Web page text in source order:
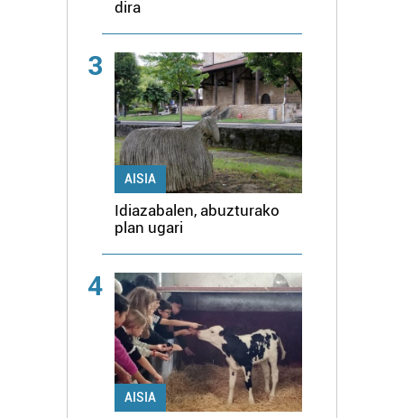
dira
3
AISIA
Idiazabalen, abuzturako
plan ugari
4
AISIA